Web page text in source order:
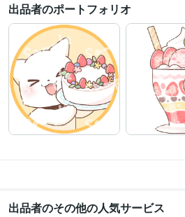
出品者のポートフォリオ
出品者のその他の人気サービス